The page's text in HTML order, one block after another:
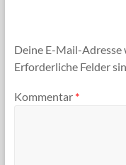
Deine E-Mail-
Erforderliche Felder
Kommentar *